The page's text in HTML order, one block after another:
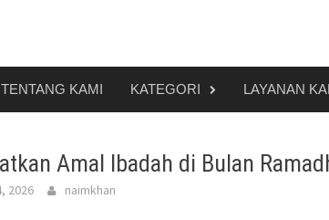
TENTANG KAMI KATEGORI LAYANAN
Amal Ibadah di Bulan
2026 naimkhan